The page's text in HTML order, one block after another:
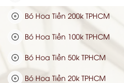
Bó Hoa Tiền 200k TPHCM
Bó Hoa Tiền 100k TPHCM
Bó Hoa Tiền 50k TPHCM
Bó Hoa Tiền 20k TPHCM